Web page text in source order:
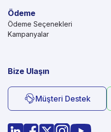
Ödeme
Ödeme Seçenekleri
Kampanyalar
Bize Ulaşın
Müşteri Destek